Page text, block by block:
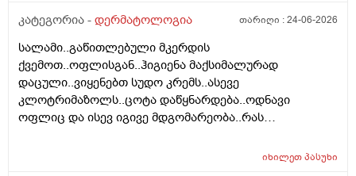
გაღიზიანებულა კიდე უფრო . მადლონა წინასწარ !
და ყელზე და დაახლოებით 2 წელია გავწყვიტე ,
ვარ . ვიღაცამ მითხრა შესაძლოა ეპილაციამ
გააღიაზიანოს და მანდაც გამოვიდესო , შიშმა ამიტანა
. სხვადასხვა ვერსია მესმის , ზოგი ამბობს არანაირი
ახალი კერების გაჩენა , ზოგიც კი პირიქით . იქნებ
თქვენ მითხრათ ღირს გაგრძელება ? რისკი
კატეგორია - დერმატოლოგია თარიღი :24-06-2026
სალამი..გაწითლებული მკერდის
ქვემოთ..ოფლისგან..ჰიგიენა მაქსიმალურად
დაცული..ვიყენებთ სუდო კრემს..ასევე
კლოტრიმაზოლს..ცოტა დაწყნარდება..ოდნავი
ოფლიც და ისევ იგივე მდგომარეობა..რას
იხილეთპასუხი